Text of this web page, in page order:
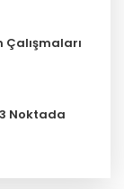
Çalışmaları
Noktada